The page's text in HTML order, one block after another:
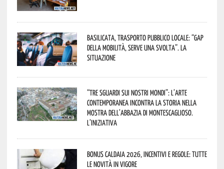
Basilicata, trasporto pubblico locale: “Gap
della mobilità, serve una svolta”. La
situazione
“Tre Sguardi sui Nostri Mondi”: l’arte
contemporanea incontra la storia nella
mostra dell’Abbazia di Montescaglioso.
L’iniziativa
Bonus caldaia 2026, incentivi e regole: tutte
le novità in vigore